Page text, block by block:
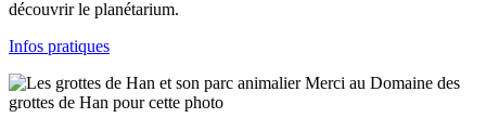
découvrir le planétarium.
Infos pratiques
Merci au Domaine des
grottes de Han pour cette photo